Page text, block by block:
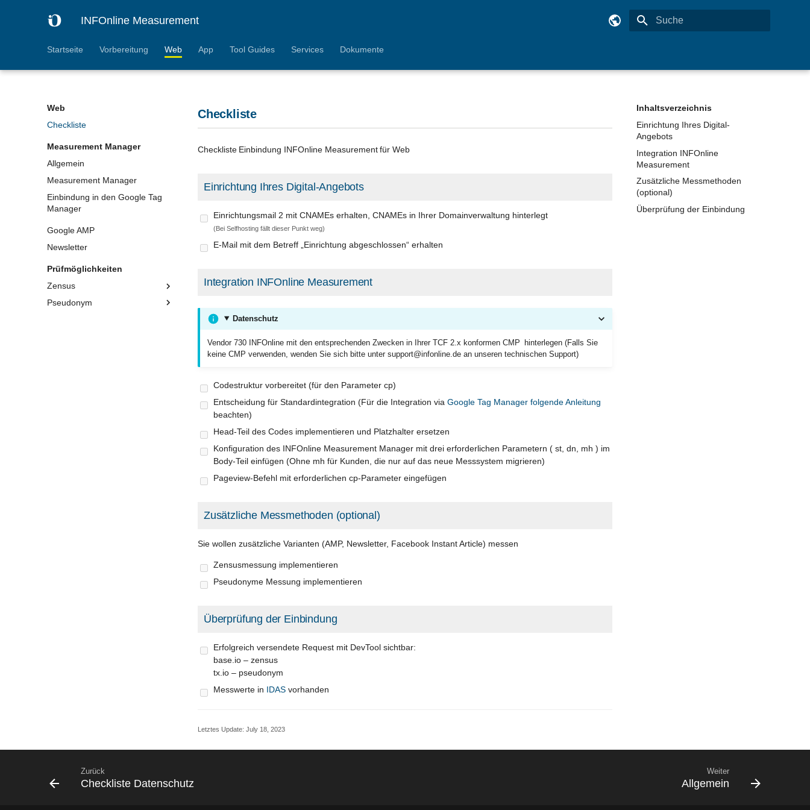
INFOnline Measurement
English
Startseite Vorbereitung Web App Tool Guides Services Dokumente
Web
Checkliste
Measurement Manager
Allgemein
Measurement Manager
Einbindung in den Google Tag
Manager
Google AMP
Newsletter
Prüfmöglichkeiten
Zensus
Pseudonym
Inhaltsverzeichnis
Einrichtung Ihres Digital-
Angebots
Integration INFOnline
Measurement
Zusätzliche Messmethoden
(optional)
Überprüfung der Einbindung
Checkliste
Checkliste Einbindung INFOnline Measurement für Web
Einrichtung Ihres Digital-Angebots
Einrichtungsmail 2 mit CNAMEs erhalten, CNAMEs in Ihrer Domainverwaltung hinterlegt
(Bei Selfhosting fällt dieser Punkt weg)
E-Mail mit dem Betreff „Einrichtung abgeschlossen“ erhalten
Integration INFOnline Measurement
Datenschutz
Vendor 730 INFOnline mit den entsprechenden Zwecken in Ihrer TCF 2.x konformen CMP hinterlegen (Falls Sie
keine CMP verwenden, wenden Sie sich bitte unter support@infonline.de an unseren technischen Support)
Codestruktur vorbereitet (für den Parameter cp)
Entscheidung für Standardintegration (Für die Integration viaGoogle Tag Manager folgende Anleitung
beachten)
Head-Teil des Codes implementieren und Platzhalter ersetzen
Konfiguration des INFOnline Measurement Manager mit drei erforderlichen Parametern ( st, dn, mh ) im
Body-Teil einfügen (Ohne mh für Kunden, die nur auf das neue Messsystem migrieren)
Pageview-Befehl mit erforderlichen cp-Parameter eingefügen
Zusätzliche Messmethoden (optional)
Sie wollen zusätzliche Varianten (AMP, Newsletter, Facebook Instant Article) messen
Zensusmessung implementieren
Pseudonyme Messung implementieren
Überprüfung der Einbindung
Erfolgreich versendete Request mit DevTool sichtbar:
base.io – zensus
tx.io – pseudonym
Messwerte in IDAS vorhanden
Letztes Update: July 18, 2023
Zurück
Checkliste Datenschutz
Weiter
Allgemein